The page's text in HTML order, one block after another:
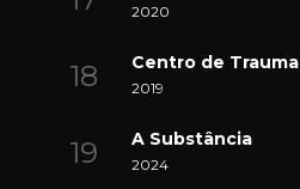
2020
Centro de Trauma
2019
A Substância
2024